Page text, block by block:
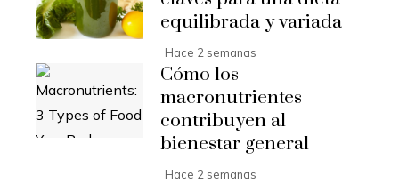
equilibrada y variada
Hace 2 semanas
Cómo los
macronutrientes
contribuyen al
bienestar general
Hace 2 semanas